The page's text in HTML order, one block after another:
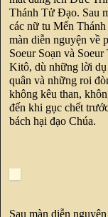
Thánh Tử Đạo. Sau
các nữ tu Mến
màn diễn nguyện về
Soeur Soạn và
Kitô, dù những lời dụ
quân và những roi
không kêu than,
đến khi gục chết
bách hại đạo Chúa.
Sau màn diễn